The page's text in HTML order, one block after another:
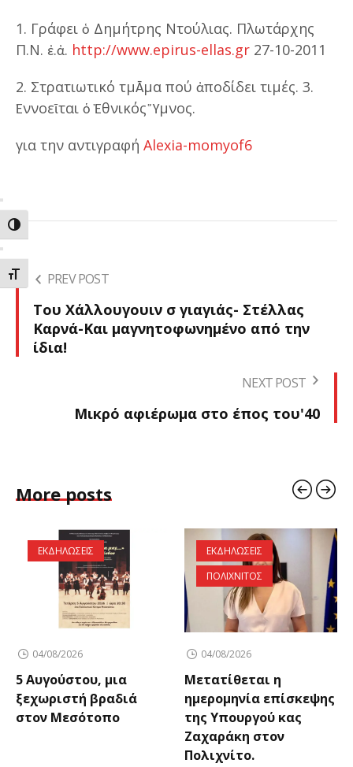
ΕΝΑΛΛΑΓΗ ΥΨΗΛΗΣ ΑΝΤΙΘΕΣΗΣ
ΕΝΑΛΛΑΓΗ ΜΕΓΕΘΟΥΣ ΓΡΑΜΜΑΤΩΝ
1. Γράφει ὁ Δημήτρης Ντούλιας. Πλωτάρχης
Π.Ν. ἐ.ἀ. http://www.epirus-ellas.gr 27-10-2011
2. Στρατιωτικό τμᾹμα πού ἀποδίδει τιμές. 3.
Ἐννοεῖται ὁ Ἐθνικός Ὕμνος.
για την αντιγραφή Alexia-momyof6
PREV POST
Του Χάλλουγουιν σ γιαγιάς- Στέλλας
Καρνά-Και μαγνητοφωνημένο από την
ίδια!
NEXT POST
Μικρό αφιέρωμα στο έπος του'40
More posts
ΕΚΔΗΛΩΣΕΙΣ
04/08/2026
5 Αυγούστου, μια
ξεχωριστή βραδιά
στον Μεσότοπο
ΕΚΔΗΛΩΣΕΙΣ
ΠΟΛΙΧΝΙΤΟΣ
04/08/2026
Μετατίθεται η
ημερομηνία επίσκεψης
της Υπουργού κας
Ζαχαράκη στον
Πολιχνίτο.